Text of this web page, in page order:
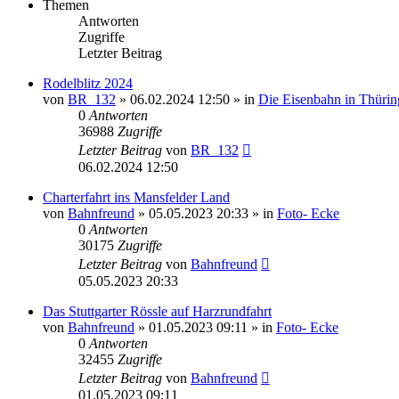
Themen
Antworten
Zugriffe
Letzter Beitrag
Rodelblitz 2024
von BR_132 » 06.02.2024 12:50 » in Die Eisenbahn in
0 Antworten
36988 Zugriffe
Letzter Beitrag von BR_132
06.02.2024 12:50
Charterfahrt ins Mansfelder Land
von Bahnfreund » 05.05.2023 20:33 » in Foto- Ecke
0 Antworten
30175 Zugriffe
Letzter Beitrag von Bahnfreund
05.05.2023 20:33
Das Stuttgarter Rössle auf Harzrundfahrt
von Bahnfreund » 01.05.2023 09:11 » in Foto- Ecke
0 Antworten
32455 Zugriffe
Letzter Beitrag von Bahnfreund
01.05.2023 09:11